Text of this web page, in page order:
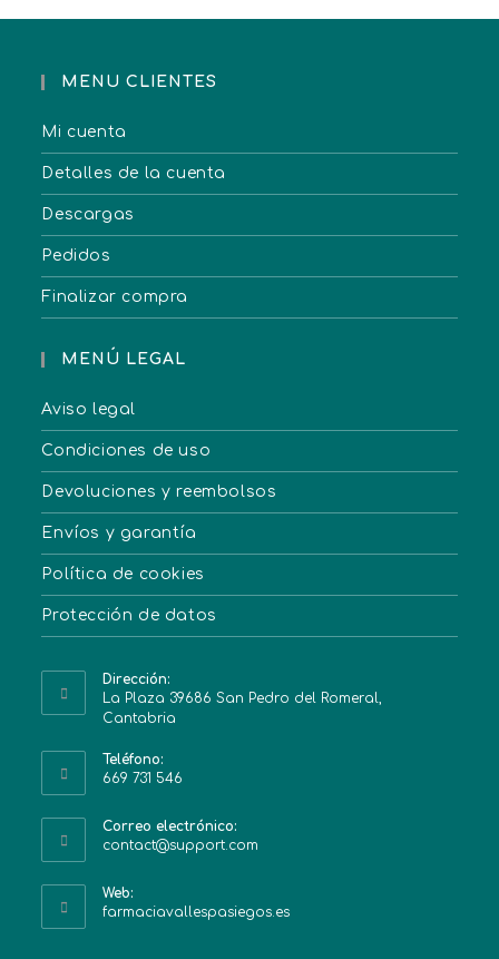
MENU CLIENTES
Mi cuenta
Detalles de la cuenta
Descargas
Pedidos
Finalizar compra
MENÚ LEGAL
Aviso legal
Condiciones de uso
Devoluciones y reembolsos
Envíos y garantía
Política de cookies
Protección de datos
Dirección:
La Plaza 39686 San Pedro del Romeral,
Cantabria
Teléfono:
669 731 546
Correo electrónico:
contact@support.com
Web:
farmaciavallespasiegos.es